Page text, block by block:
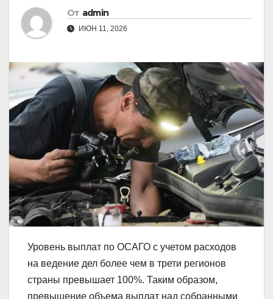
От admin
ИЮН 11, 2026
Уровень выплат по ОСАГО с учетом расходов
на ведение дел более чем в трети регионов
страны превышает 100%. Таким образом,
превышение объема выплат над собранными